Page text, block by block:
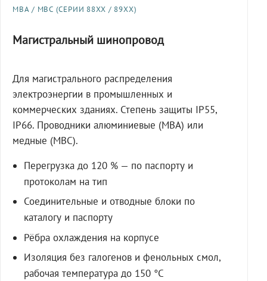
МВА / МВС (СЕРИИ 88XX / 89XX)
Магистральный шинопровод
Для магистрального распределения
электроэнергии в промышленных и
коммерческих зданиях. Степень защиты IP55,
IP66. Проводники алюминиевые (МВА) или
медные (МВС).
Перегрузка до 120 % — по паспорту и
протоколам на тип
Соединительные и отводные блоки по
каталогу и паспорту
Рёбра охлаждения на корпусе
Изоляция без галогенов и фенольных смол,
рабочая температура до 150 °C